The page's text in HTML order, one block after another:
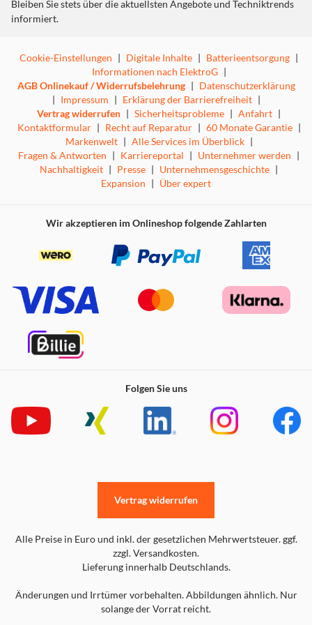
Bleiben Sie stets über die aktuellsten Angebote und Techniktrends
informiert.
Cookie-Einstellungen | Digitale Inhalte | Batterieentsorgung |
Informationen nach ElektroG |
AGB Onlinekauf / Widerrufsbelehrung | Datenschutzerklärung
| Impressum | Erklärung der Barrierefreiheit |
Vertrag widerrufen | Sicherheitsprobleme | Anfahrt |
Kontaktformular | Recht auf Reparatur | 60 Monate Garantie |
Markenwelt | Alle Services im Überblick |
Fragen & Antworten | Karriereportal | Unternehmer werden |
Nachhaltigkeit | Presse | Unternehmensgeschichte |
Expansion | Über expert
Wir akzeptieren im Onlineshop folgende Zahlarten
Folgen Sie uns
Alle Preise in Euro und inkl. der gesetzlichen Mehrwertsteuer. ggf.
zzgl. Versandkosten.
Lieferung innerhalb Deutschlands.
Änderungen und Irrtümer vorbehalten. Abbildungen ähnlich. Nur
solange der Vorrat reicht.
Vertrag widerrufen